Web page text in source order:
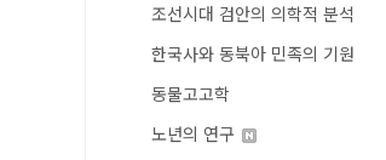
조선시대 검안의 의학적 분석
한국사와 동북아 민족의 기원
동물고고학
노년의 연구